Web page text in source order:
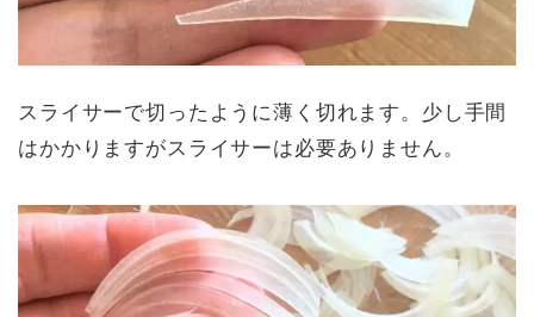
スライサーで切ったように薄く切れます。少し手間
はかかりますがスライサーは必要ありません。